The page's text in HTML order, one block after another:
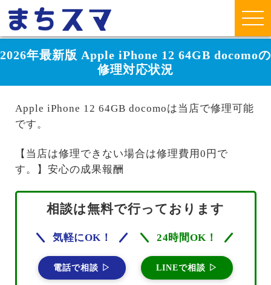
2026年最新版 Apple iPhone 12 64GB docomoの
修理対応状況
Apple iPhone 12 64GB docomoは当店で修理可能
です。
【当店は修理できない場合は修理費用0円で
す。】安心の成果報酬
相談は無料で行っております
気軽にOK！
電話で相談 ▷
24時間OK！
LINEで相談 ▷